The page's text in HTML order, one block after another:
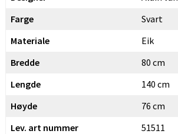
Farge
Svart
Materiale
Eik
Bredde
80 cm
Lengde
140 cm
Høyde
76 cm
Lev. art nummer
51511